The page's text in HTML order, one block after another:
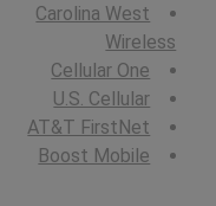
Carolina West
Wireless
Cellular One
U.S. Cellular
AT&T FirstNet
Boost Mobile